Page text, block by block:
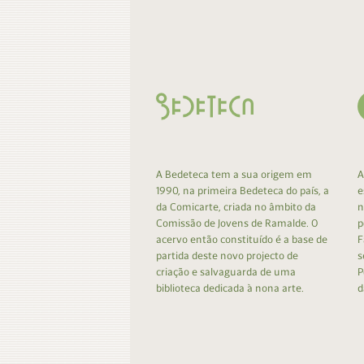
A Bedeteca tem a sua origem em
1990, na primeira Bedeteca do país, a
da Comicarte, criada no âmbito da
Comissão de Jovens de Ramalde. O
acervo então constituído é a base de
partida deste novo projecto de
criação e salvaguarda de uma
biblioteca dedicada à nona arte.